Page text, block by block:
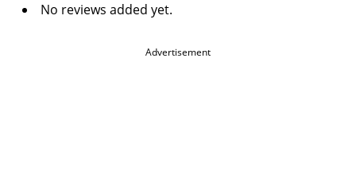
No reviews added yet.
Advertisement